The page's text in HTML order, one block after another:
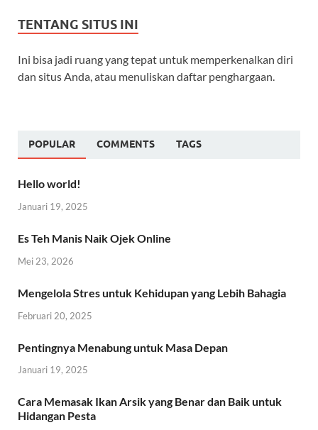
TENTANG SITUS INI
Ini bisa jadi ruang yang tepat untuk memperkenalkan diri
dan situs Anda, atau menuliskan daftar penghargaan.
POPULAR COMMENTS TAGS
Hello world!
Januari 19, 2025
Es Teh Manis Naik Ojek Online
Mei 23, 2026
Mengelola Stres untuk Kehidupan yang Lebih Bahagia
Februari 20, 2025
Pentingnya Menabung untuk Masa Depan
Januari 19, 2025
Cara Memasak Ikan Arsik yang Benar dan Baik untuk
Hidangan Pesta